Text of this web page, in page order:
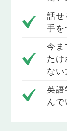
Lesson 6
whenを使
「～はいつ
「いつ」な
ます。
Lesson 7
whoを使った
話せ
手を
今ま
たけ
ない
英語
んで